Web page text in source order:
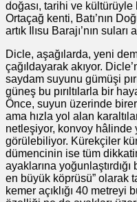
doğası, tarihi ve
Ortaçağ kenti, Batı’nın
artık Ilısu Barajı’nın suları
Dicle, aşağılarda, yeni
çağıldayarak akıyor.
saydam suyunu gümüşi
güneş bu pırıltılarla bir
Önce, suyun üzerinde
ama hızla yol alan
netleşiyor, konvoy hâlinde
görülebiliyor. Kürekçiler
dümencinin ise tüm
ayaklarına
en büyük köprüsü” olarak
kemer açıklığı 40